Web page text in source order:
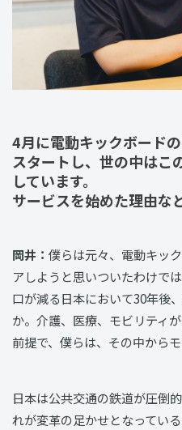
4月に電動キックボード
スタートし、世の中はこ
しています。
サービスを始めた理由な
岡井： 僕らは元々、電動キッ
アしようと思いついたわけで
口が減る日本において30年後
か。介護、医療、モビリティ
前提で、僕らは、その中から
日本は公共交通の鉄道が圧倒
れが変革の足かせとなってい